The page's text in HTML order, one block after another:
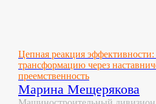
Цепная реакция эффективности:
трансформацию через
преемственность
Марина Мещерякова